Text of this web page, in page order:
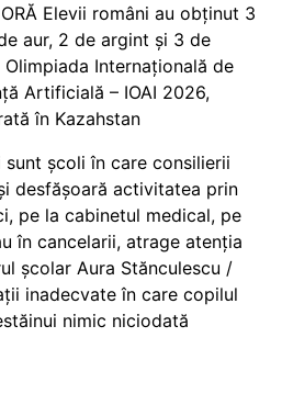
Elevii români au obținut 3
aur, 2 de argint și 3 de
Internațională de
Artificială – IOAI 2026,
în Kazahstan
sunt școli în care consilierii
desfășoară activitatea prin
pe la cabinetul medical, pe
în cancelarii, atrage atenția
școlar Aura Stănculescu /
inadecvate în care copilul
nimic niciodată